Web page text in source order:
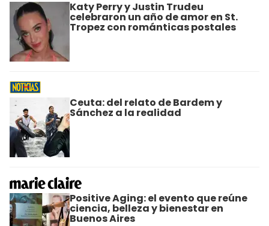
Katy Perry y Justin Trudeu
celebraron un año de amor en St.
Tropez con románticas postales
Ceuta: del relato de Bardem y
Sánchez a la realidad
Positive Aging: el evento que reúne
ciencia, belleza y bienestar en
Buenos Aires